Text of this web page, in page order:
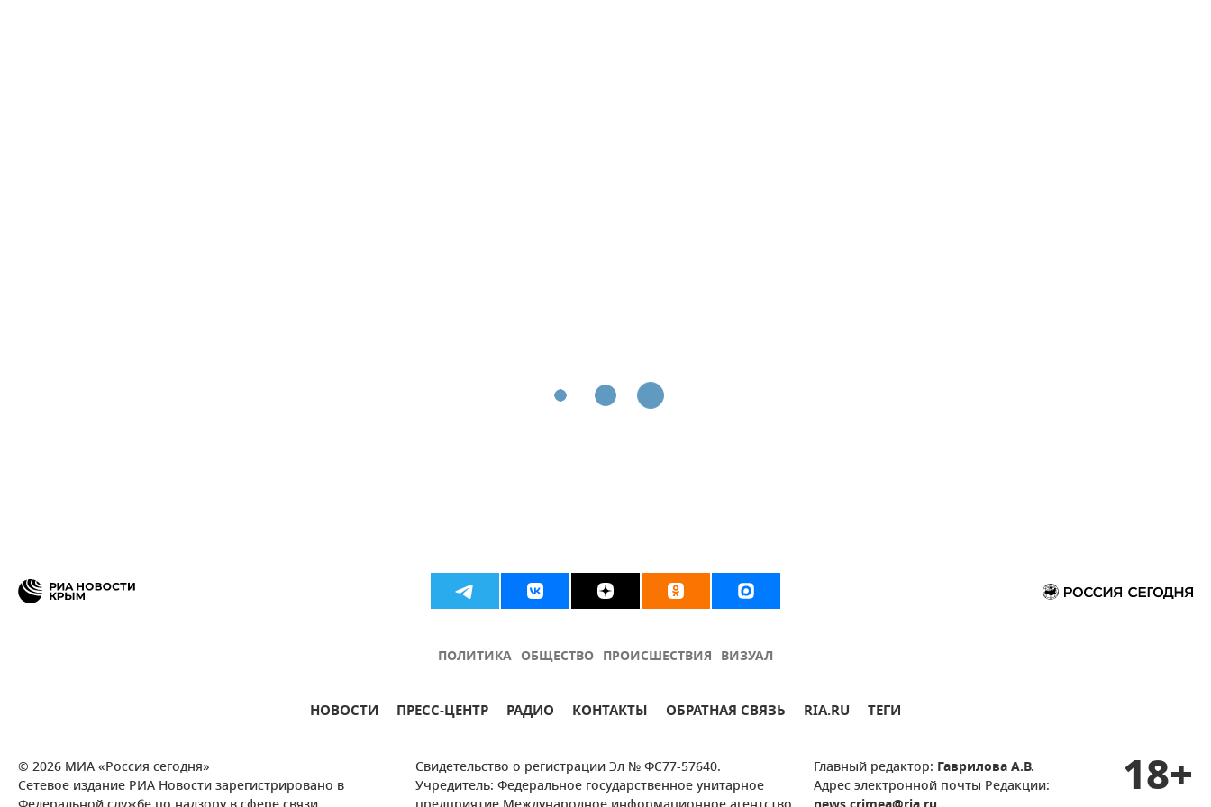
ПОЛИТИКА ОБЩЕСТВО ПРОИСШЕСТВИЯ ВИЗУАЛ
НОВОСТИ ПРЕСС-ЦЕНТР РАДИО КОНТАКТЫ ОБРАТНАЯ СВЯЗЬ RIA.RU ТЕГИ
© 2026 МИА «Россия сегодня»
Сетевое издание РИА Новости зарегистрировано в
Свидетельство о регистрации Эл № ФС77-57640.
Учредитель: Федеральное государственное унитарное
Главный редактор: Гаврилова А.В.
Адрес электронной почты Редакции:
18+